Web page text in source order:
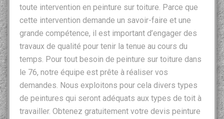
toute intervention en peinture sur toiture. Parce que
cette intervention demande un savoir-faire et une
grande compétence, il est important d’engager des
travaux de qualité pour tenir la tenue au cours du
temps. Pour tout besoin de peinture sur toiture dans
le 76, notre équipe est prête à réaliser vos
demandes. Nous exploitons pour cela divers types
de peintures qui seront adéquats aux types de toit à
travailler. Obtenez gratuitement votre devis peinture